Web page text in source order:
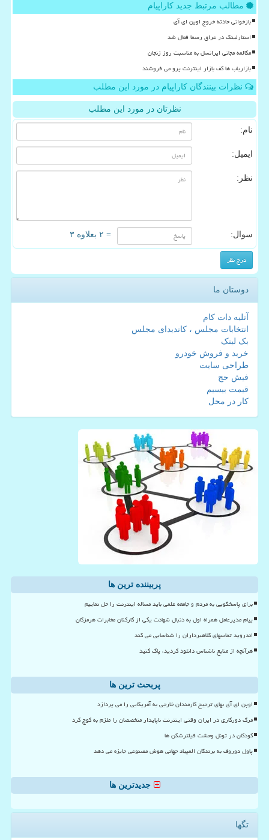
مطالب مرتبط جدید کاراپیام
بازخوانی حادثه خروج اوپن ای آی
استارلینک در عراق رسما فعال شد
مکالمه مجانی ایرانسل به مناسبت روز زنجان
بازاریاب ها کف بازار اینترنت پرو می فروشند
نظرات بینندگان کاراپیام در مورد این مطلب
نظرتان در مورد این مطلب
نام:
ایمیل:
نظر:
سوال: = ۲ بعلاوه ۳
دوستان ما
آتلیه دات کام
انتخابات مجلس ، کاندیدای مجلس
بک لینک
خرید و فروش خودرو
طراحی سایت
فیش حج
قیمت بیسیم
کار در محل
پربیننده ترین ها
برای پاسخگویی به مردم و جامعه علمی باید مساله اینترنت را حل نماییم
پیام مدیرعامل همراه اول به دنبال شهادت یکی از کارکنان مخابرات هرمزگان
اندروید تماسهای کلاهبرداران را شناسایی می کند
هرآنچه از منابع ناشناس دانلود کردید، پاک کنید
پربحث ترین ها
اوپن ای آی بهای ترجیح کارمندان خارجی به آمریکایی را می پردازد
مرگ دورکاری در ایران وقتی اینترنت ناپایدار متخصصان را ملزم به کوچ کرد
کودکان در تونل وحشت فیلترشکن ها
پاول دوروف به برندگان المپیاد جهانی هوش مصنوعی جایزه می دهد
جدیدترین ها
تگها